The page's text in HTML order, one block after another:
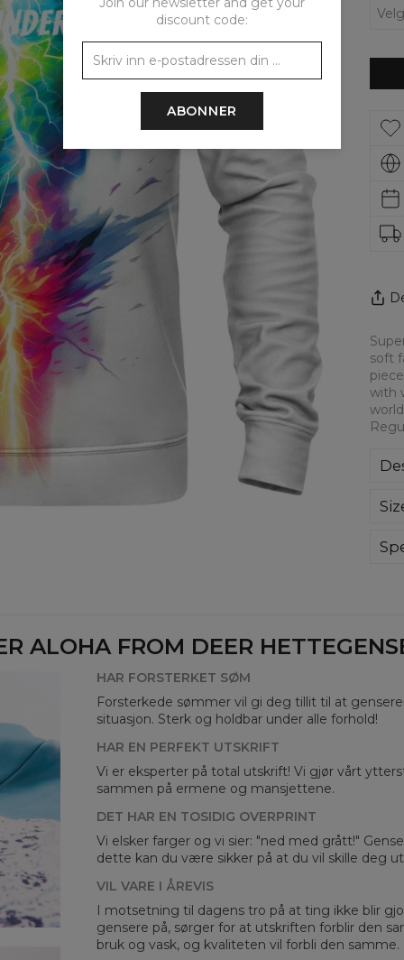
soft
with
CM
B
C
ALOHA FROM DEER
HAR FORSTERKET SØM
Forsterkede sømmer vil gi deg tillit til at
situasjon. Sterk og holdbar under alle forhold!
HAR EN PERFEKT UTSKRIFT
Vi er eksperter på total utskrift! Vi gjør vårt
sammen på ermene og mansjettene.
DET HAR EN TOSIDIG OVERPRINT
Vi elsker farger og vi sier: "ned med grått!"
dette kan du være sikker på at du vil skille deg
VIL VARE I ÅREVIS
I motsetning til dagens tro på at ting ikke blir
gensere på, sørger for at utskriften forblir den
bruk og vask, og kvaliteten vil forbli den samme.
discount code:
ABONNER